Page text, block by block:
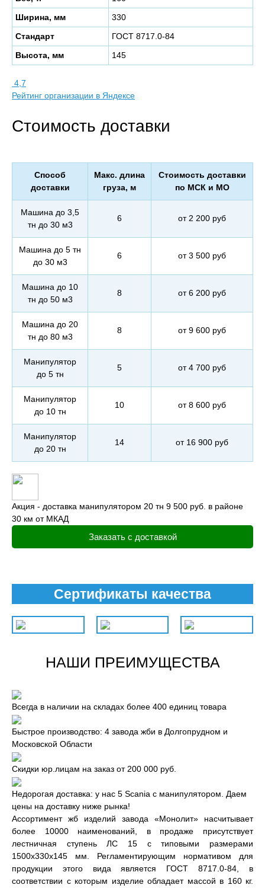
Ширина, мм
330
Стандарт
ГОСТ 8717.0-84
Высота, мм
145
4,7
Рейтинг организации в Яндексе
Стоимость доставки
Способ
доставки
Макс. длина
груза, м
Стоимость доставки
по МСК и МО
Машина до 3,5
тн до 30 м3
6 от 2 200 руб
Машина до 5 тн
до 30 м3
6 от 3 500 руб
Машина до 10
тн до 50 м3
8 от 6 200 руб
Машина до 20
тн до 80 м3
8 от 9 600 руб
Манипулятор
до 5 тн
5 от 4 700 руб
Манипулятор
до 10 тн
10 от 8 600 руб
Манипулятор
до 20 тн
14 от 16 900 руб
Акция - доставка манипулятором 20 тн 9 500 руб. в районе
30 км от МКАД
Заказать с доставкой
Сертификаты качества
НАШИ ПРЕИМУЩЕСТВА
Всегда в наличии на складах более 400 единиц товара
Быстрое производство: 4 завода жби в Долгопрудном и
Московской Области
Скидки юр.лицам на заказ от 200 000 руб.
Недорогая доставка: у нас 5 Scania с манипулятором. Даем
цены на доставку ниже рынка!
Ассортимент жб изделий завода «Монолит» насчитывает
более 10000 наименований, в продаже присутствует
лестничная ступень ЛС 15 с типовыми размерами
1500x330x145 мм. Регламентирующим нормативом для
продукции этого вида является ГОСТ 8717.0-84, в
соответствии с которым изделие обладает массой в 160 кг.